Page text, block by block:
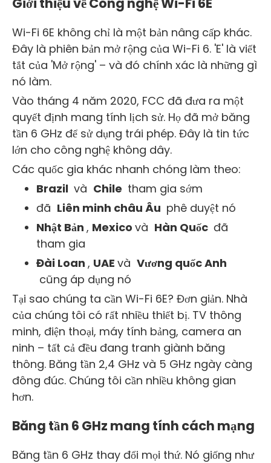
Wi-Fi 6E không chỉ là một bản nâng cấp khác.
Đây là phiên bản mở rộng của Wi-Fi 6. 'E' là viết
tắt của 'Mở rộng' – và đó chính xác là những gì
nó làm.
Vào tháng 4 năm 2020, FCC đã đưa ra một
quyết định mang tính lịch sử. Họ đã mở băng
tần 6 GHz để sử dụng trái phép. Đây là tin tức
lớn cho công nghệ không dây.
Các quốc gia khác nhanh chóng làm theo:
Brazil và Chile tham gia sớm
đã Liên minh châu Âu phê duyệt nó
Nhật Bản , Mexico và Hàn Quốc đã
tham gia
Đài Loan , UAE và Vương quốc Anh
cũng áp dụng nó
Tại sao chúng ta cần Wi-Fi 6E? Đơn giản. Nhà
của chúng tôi có rất nhiều thiết bị. TV thông
minh, điện thoại, máy tính bảng, camera an
ninh – tất cả đều đang tranh giành băng
thông. Băng tần 2,4 GHz và 5 GHz ngày càng
đông đúc. Chúng tôi cần nhiều không gian
hơn.
Băng tần 6 GHz mang tính cách mạng
Băng tần 6 GHz thay đổi mọi thứ. Nó giống như